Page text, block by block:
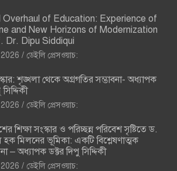
Overhaul of Education: Experience of
and New Horizons of Modernization
Dr. Dipu Siddiqui
ডেইলি প্রেসওয়াচ:
শৃঙ্খলা থেকে অগ্রগতির সম্ভাবনা- অধ্যাপক
ডেইলি প্রেসওয়াচ:
শিক্ষা সংস্কার ও পরিচ্ছন্ন পরিবেশ সৃষ্টিতে ড.
মিলনের ভূমিকা: একটি বিশ্লেষণাত্মক
– অধ্যাপক ডক্টর দিপু সিদ্দিকী
ডেইলি প্রেসওয়াচ: